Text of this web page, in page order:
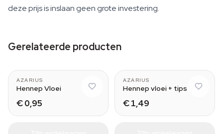
deze prijs is inslaan geen grote investering.
Gerelateerde producten
AZARIUS
Hennep Vloei
€ 0,95
AZARIUS
Hennep vloei + tips
€ 1,49